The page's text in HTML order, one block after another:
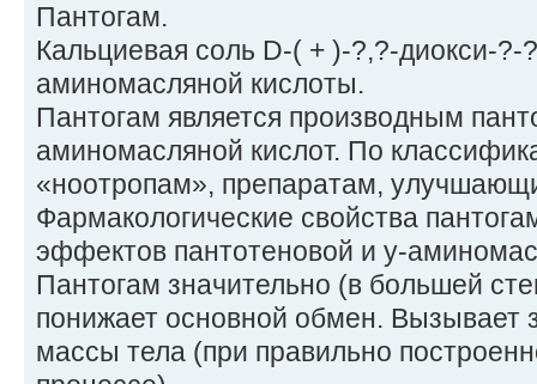
Пантогам.
Кальциевая соль D-( + )-?,?-диокси-
аминомасляной кислоты.
Пантогам является производным
аминомасляной кислот. По
«ноотропам», препаратам,
Фармакологические свойства
эффектов пантотеновой и у-
Пантогам значительно (в большей
понижает основной обмен. Вызывает
массы тела (при правильно